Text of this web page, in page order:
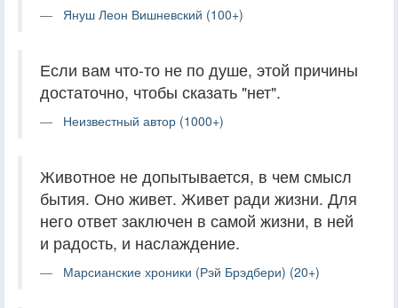
Януш Леон Вишневский (100+)
Если вам что-то не по душе, этой причины
достаточно, чтобы сказать "нет".
Неизвестный автор (1000+)
Животное не допытывается, в чем смысл
бытия. Оно живет. Живет ради жизни. Для
него ответ заключен в самой жизни, в ней
и радость, и наслаждение.
Марсианские хроники (Рэй Брэдбери) (20+)